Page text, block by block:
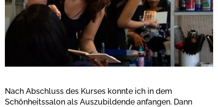
Nach Abschluss des Kurses konnte ich in dem
Schönheitssalon als Auszubildende anfangen. Dann